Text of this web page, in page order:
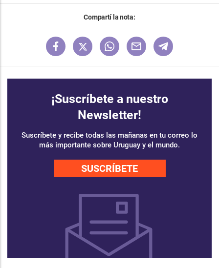
Compartí la nota:
¡Suscríbete a nuestro
Newsletter!
Suscríbete y recibe todas las mañanas en tu correo lo
más importante sobre Uruguay y el mundo.
SUSCRÍBETE